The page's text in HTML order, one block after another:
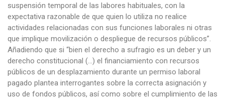
suspensión temporal de las labores habituales, con la
expectativa razonable de que quien lo utiliza no realice
actividades relacionadas con sus funciones laborales ni otras
que implique movilización o despliegue de recursos públicos”.
Añadiendo que si “bien el derecho a sufragio es un deber y un
derecho constitucional (…) el financiamiento con recursos
públicos de un desplazamiento durante un permiso laboral
pagado plantea interrogantes sobre la correcta asignación y
uso de fondos públicos, así como sobre el cumplimiento de las